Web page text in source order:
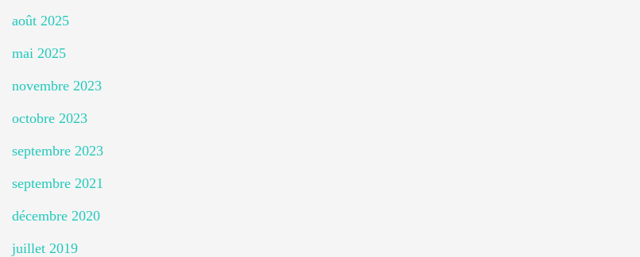
août 2025
mai 2025
novembre 2023
octobre 2023
septembre 2023
septembre 2021
décembre 2020
juillet 2019